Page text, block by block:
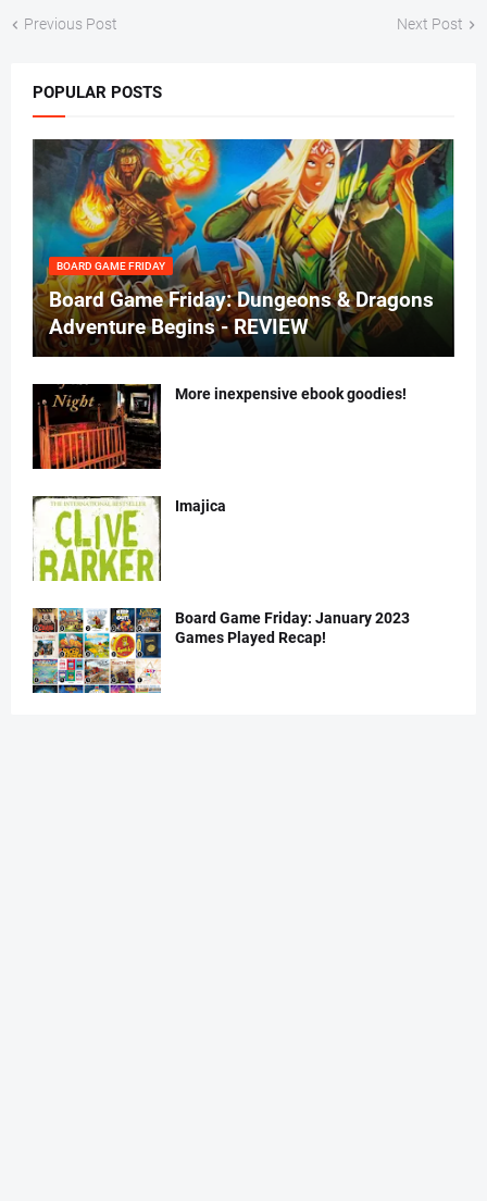
Previous Post Next Post
POPULAR POSTS
BOARD GAME FRIDAY
Board Game Friday: Dungeons & Dragons
Adventure Begins - REVIEW
More inexpensive ebook goodies!
Imajica
Board Game Friday: January 2023
Games Played Recap!